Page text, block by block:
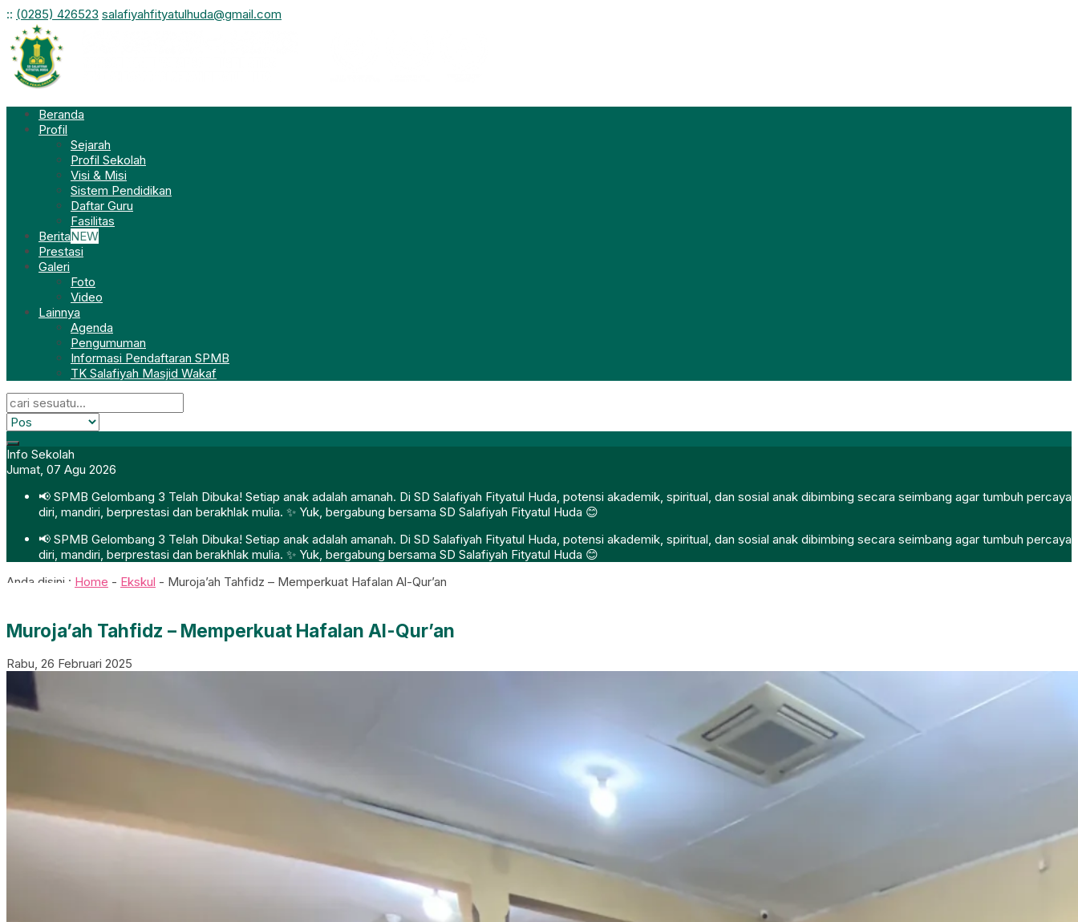
:: (0285) 426523 salafiyahfityatulhuda@gmail.com
Beranda
Profil
Sejarah
Profil Sekolah
Visi & Misi
Sistem Pendidikan
Daftar Guru
Fasilitas
BeritaNEW
Prestasi
Galeri
Foto
Video
Lainnya
Agenda
Pengumuman
Informasi Pendaftaran SPMB
TK Salafiyah Masjid Wakaf
Info Sekolah
Jumat, 07 Agu 2026
📢 SPMB Gelombang 3 Telah Dibuka! Setiap anak adalah amanah. Di SD Salafiyah Fityatul Huda, potensi akademik, spiritual, dan sosial anak dibimbing secara seimbang agar tumbuh percaya
diri, mandiri, berprestasi dan berakhlak mulia. ✨ Yuk, bergabung bersama SD Salafiyah Fityatul Huda 😊
📢 SPMB Gelombang 3 Telah Dibuka! Setiap anak adalah amanah. Di SD Salafiyah Fityatul Huda, potensi akademik, spiritual, dan sosial anak dibimbing secara seimbang agar tumbuh percaya
diri, mandiri, berprestasi dan berakhlak mulia. ✨ Yuk, bergabung bersama SD Salafiyah Fityatul Huda 😊
Anda disini : Home - Ekskul - Muroja’ah Tahfidz – Memperkuat Hafalan Al-Qur’an
Muroja’ah Tahfidz – Memperkuat Hafalan Al-Qur’an
Rabu, 26 Februari 2025